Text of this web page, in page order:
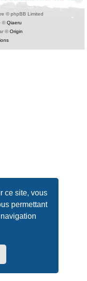
ce site, vous
permettant
© phpBB Limited
©Qiaeru
©Origin